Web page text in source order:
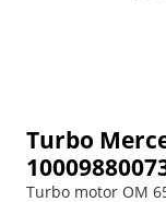
Turbo
Turbo motor OM